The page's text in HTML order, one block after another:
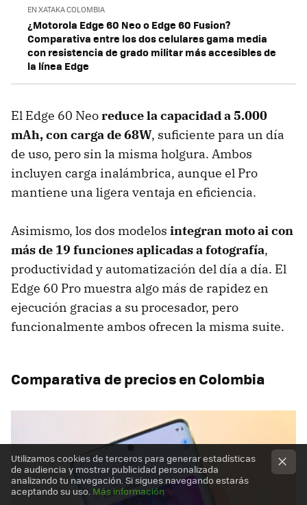
EN XATAKA COLOMBIA
¿Motorola Edge 60 Neo o Edge 60 Fusion?
Comparativa entre los dos celulares gama media
con resistencia de grado militar más accesibles de
la línea Edge
El Edge 60 Neoreduce la capacidad a5.000
mAh, con carga de68W, suficiente para un día
de uso, pero sin la misma holgura. Ambos
incluyen carga inalámbrica, aunque el Pro
mantiene una ligera ventaja en eficiencia.
Asimismo, los dos modelos integranmoto aicon
más de 19 funciones aplicadas a fotografía,
productividad y automatización del día a día. El
Edge 60 Pro muestra algo más de rapidez en
ejecución gracias a su procesador, pero
funcionalmente ambos ofrecen la misma suite.
Comparativa de precios en Colombia
Utilizamos cookies de terceros para generar estadísticas
de audiencia y mostrar publicidad personalizada
analizando tu navegación. Si sigues navegando estarás
aceptando su uso. Más información